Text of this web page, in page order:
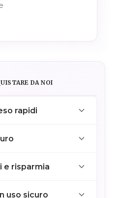
DA NOI
rapidi
e risparmia
uso sicuro